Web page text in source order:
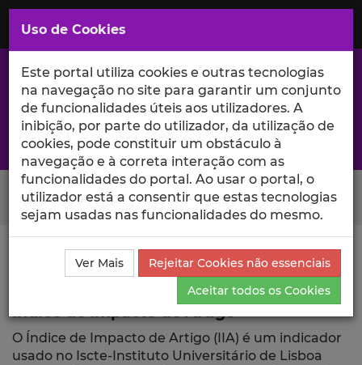
Saltar
para
Conteúdo
Principal
A excelência da investigação e ciência no Iscte
Search Button
Ciência_Iscte Publicações
Índice de Impacto de
O Índice de Impacto de Artigo (IIA) é um indicador
usado no Iscte-Instituto Universitário de Lisboa
Uso de Cookies
Este portal utiliza cookies e outras tecnologias
na navegação no site para garantir um conjunto
de funcionalidades úteis aos utilizadores. A
inibição, por parte do utilizador, da utilização de
cookies, pode constituir um obstáculo à
navegação e à correta interação com as
funcionalidades do portal. Ao usar o portal, o
utilizador está a consentir que estas tecnologias
sejam usadas nas funcionalidades do mesmo.
Ver Mais
Rejeitar Cookies não essenciais
Aceitar todos os Cookies